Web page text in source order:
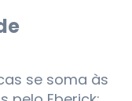
se soma às